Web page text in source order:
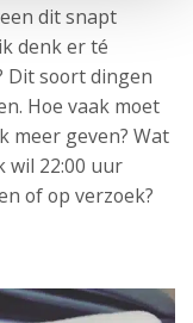
dit snapt
denk er té
Dit soort dingen
Hoe vaak moet
meer geven? Wat
wil 22:00 uur
of op verzoek?